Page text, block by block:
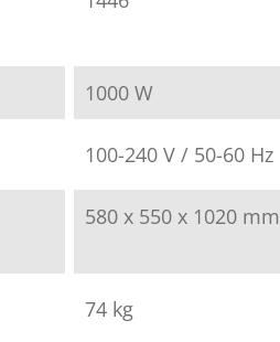
1000 W
100-240 V / 50-60 Hz
580 x 550 x 1020 mm
74 kg